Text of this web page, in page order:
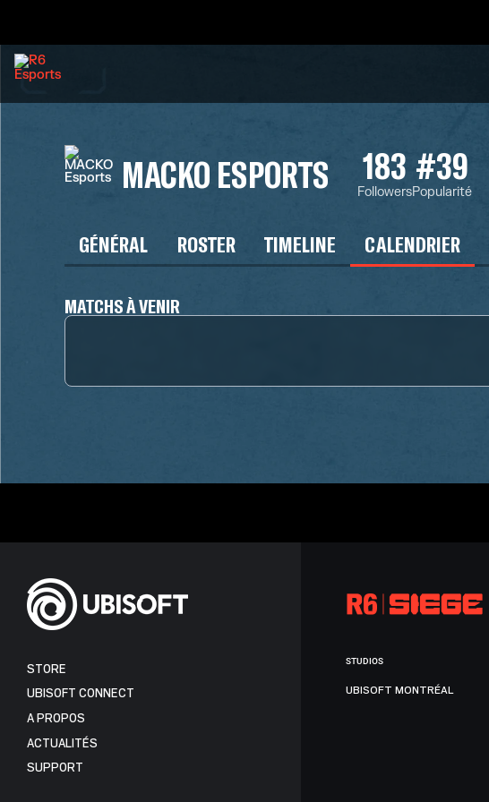
MACKO ESPORTS 183
Followers
#39
Popularité
GÉNÉRAL ROSTER TIMELINE CALENDRIER
MATCHS À VENIR
STORE
UBISOFT CONNECT
A PROPOS
ACTUALITÉS
SUPPORT
STUDIOS
UBISOFT MONTRÉAL